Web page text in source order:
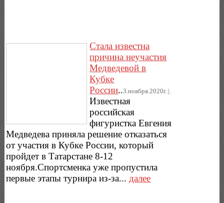
Стала известна
причина неучастия
Медведевой в
Кубке
России..3.ноября.2020г..|.
Известная
российская
фигуристка Евгения
Медведева приняла решение отказаться
от участия в Кубке России, который
пройдет в Татарстане 8-12
ноября.Спортсменка уже пропустила
первые этапы турнира из-за... далее